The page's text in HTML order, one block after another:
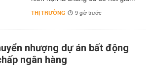
THỊ TRƯỜNG 9 giờ trước
nhượng dự án bất động
ngân hàng